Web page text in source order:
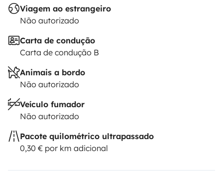
Viagem ao estrangeiro
Não autorizado
Carta de condução
Carta de condução B
Animais a bordo
Não autorizado
Veículo fumador
Não autorizado
Pacote quilométrico ultrapassado
0,30 € por km adicional